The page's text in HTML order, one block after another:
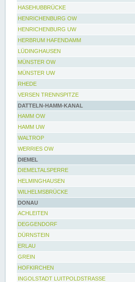
HASEHUBBRÜCKE
HENRICHENBURG OW
HENRICHENBURG UW
HERBRUM HAFENDAMM
LÜDINGHAUSEN
MÜNSTER OW
MÜNSTER UW
RHEDE
VERSEN TRENNSPITZE
DATTELN-HAMM-KANAL
HAMM OW
HAMM UW
WALTROP
WERRIES OW
DIEMEL
DIEMELTALSPERRE
HELMINGHAUSEN
WILHELMSBRÜCKE
DONAU
ACHLEITEN
DEGGENDORF
DÜRNSTEIN
ERLAU
GREIN
HOFKIRCHEN
INGOLSTADT LUITPOLDSTRASSE